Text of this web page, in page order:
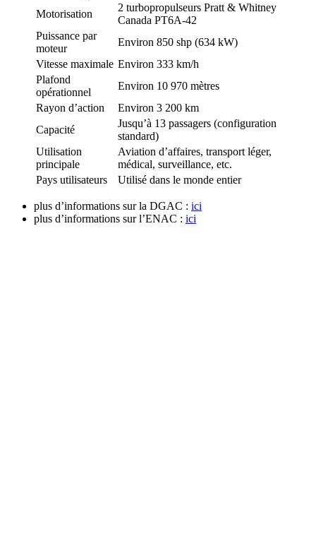
Motorisation
2 turbopropulseurs Pratt & Whitney
Canada PT6A-42
Puissance par
moteur
Environ 850 shp (634 kW)
Vitesse maximale Environ 333 km/h
Plafond
opérationnel
Environ 10 970 mètres
Rayon d’action
Environ 3 200 km
Capacité
Jusqu’à 13 passagers (configuration
standard)
Utilisation
principale
Aviation d’affaires, transport léger,
médical, surveillance, etc.
Pays utilisateurs
Utilisé dans le monde entier
plus d’informations sur la DGAC : ici
plus d’informations sur l’ENAC : ici